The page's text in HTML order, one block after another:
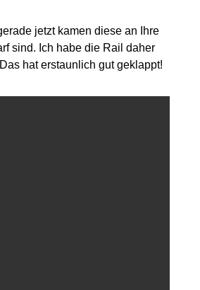
jetzt kamen diese an Ihre
sind. Ich habe die Rail daher
hat erstaunlich gut geklappt!